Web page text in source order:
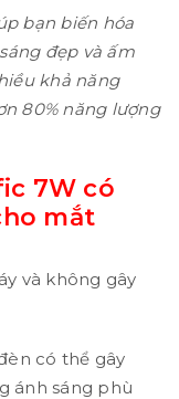
bạn biến hóa
đẹp và ấm
khả năng
80% năng lượng
7W có
mắt
và không gây
có thể gây
ánh sáng phù